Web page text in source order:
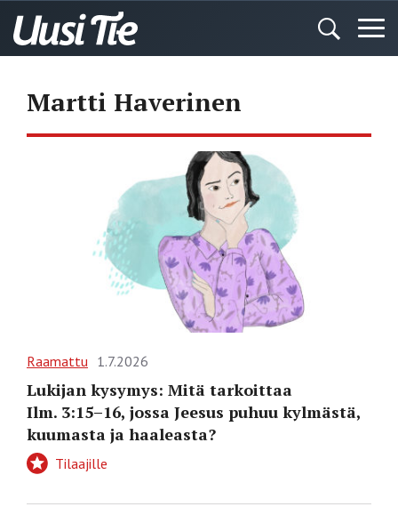
Martti Haverinen
Raamattu 1.7.2026
Lukijan kysymys: Mitä tarkoittaa
Ilm. 3:15–16, jossa Jeesus puhuu kylmästä,
kuumasta ja haaleasta?
Tilaajille